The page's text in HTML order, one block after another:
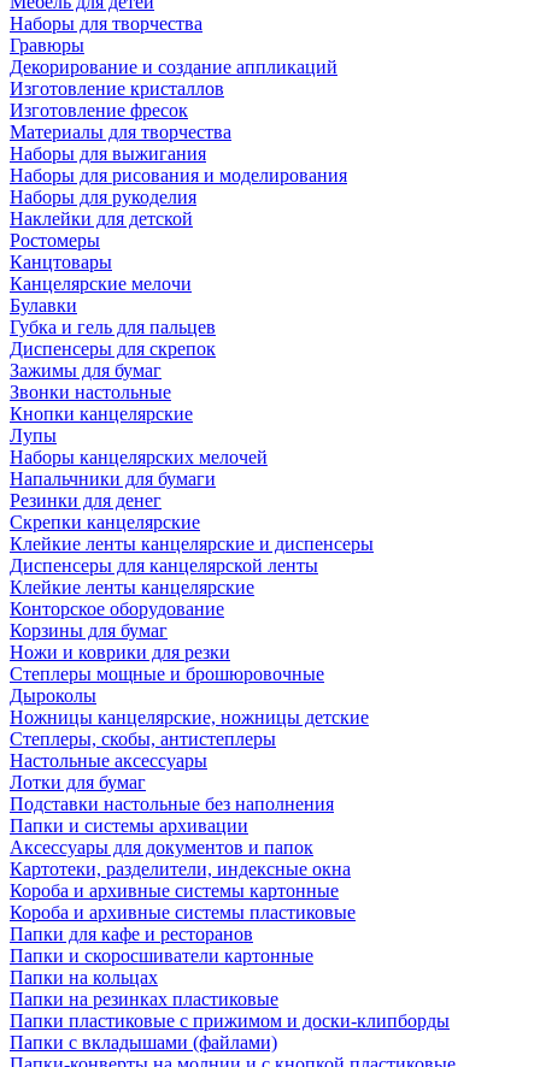
Наборы для творчества
Гравюры
Декорирование и создание аппликаций
Изготовление кристаллов
Изготовление фресок
Материалы для творчества
Наборы для выжигания
Наборы для рисования и моделирования
Наборы для рукоделия
Наклейки для детской
Ростомеры
Канцтовары
Канцелярские мелочи
Булавки
Губка и гель для пальцев
Диспенсеры для скрепок
Зажимы для бумаг
Звонки настольные
Кнопки канцелярские
Лупы
Наборы канцелярских мелочей
Напальчники для бумаги
Резинки для денег
Скрепки канцелярские
Клейкие ленты канцелярские и диспенсеры
Диспенсеры для канцелярской ленты
Клейкие ленты канцелярские
Конторское оборудование
Корзины для бумаг
Ножи и коврики для резки
Степлеры мощные и брошюровочные
Дыроколы
Ножницы канцелярские, ножницы детские
Степлеры, скобы, антистеплеры
Настольные аксессуары
Лотки для бумаг
Подставки настольные без наполнения
Папки и системы архивации
Аксессуары для документов и папок
Картотеки, разделители, индексные окна
Короба и архивные системы картонные
Короба и архивные системы пластиковые
Папки для кафе и ресторанов
Папки и скоросшиватели картонные
Папки на кольцах
Папки на резинках пластиковые
Папки пластиковые с прижимом и доски-клипборды
Папки с вкладышами (файлами)